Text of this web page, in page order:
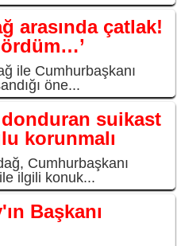
arasında çatlak!
ile Cumhurbaşkanı
öne...
donduran suikast
korunmalı
Cumhurbaşkanı
ilgili konuk...
Başkanı